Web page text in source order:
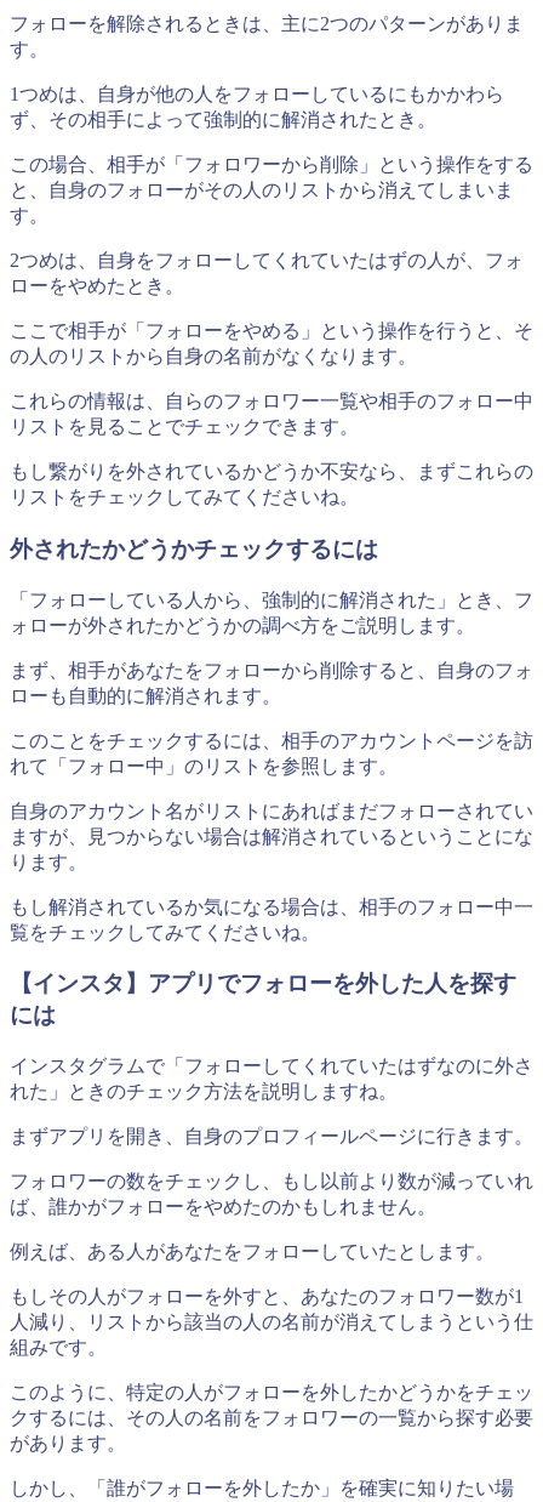
フォローを解除されるときは、主に2つのパターンがありま
す。
1つめは、自身が他の人をフォローしているにもかかわら
ず、その相手によって強制的に解消されたとき。
この場合、相手が「フォロワーから削除」という操作をする
と、自身のフォローがその人のリストから消えてしまいま
す。
2つめは、自身をフォローしてくれていたはずの人が、フォ
ローをやめたとき。
ここで相手が「フォローをやめる」という操作を行うと、そ
の人のリストから自身の名前がなくなります。
これらの情報は、自らのフォロワー一覧や相手のフォロー中
リストを見ることでチェックできます。
もし繋がりを外されているかどうか不安なら、まずこれらの
リストをチェックしてみてくださいね。
外されたかどうかチェックするには
「フォローしている人から、強制的に解消された」とき、フ
ォローが外されたかどうかの調べ方をご説明します。
まず、相手があなたをフォローから削除すると、自身のフォ
ローも自動的に解消されます。
このことをチェックするには、相手のアカウントページを訪
れて「フォロー中」のリストを参照します。
自身のアカウント名がリストにあればまだフォローされてい
ますが、見つからない場合は解消されているということにな
ります。
もし解消されているか気になる場合は、相手のフォロー中一
覧をチェックしてみてくださいね。
【インスタ】アプリでフォローを外した人を探す
には
インスタグラムで「フォローしてくれていたはずなのに外さ
れた」ときのチェック方法を説明しますね。
まずアプリを開き、自身のプロフィールページに行きます。
フォロワーの数をチェックし、もし以前より数が減っていれ
ば、誰かがフォローをやめたのかもしれません。
例えば、ある人があなたをフォローしていたとします。
もしその人がフォローを外すと、あなたのフォロワー数が1
人減り、リストから該当の人の名前が消えてしまうという仕
組みです。
このように、特定の人がフォローを外したかどうかをチェッ
クするには、その人の名前をフォロワーの一覧から探す必要
があります。
しかし、「誰がフォローを外したか」を確実に知りたい場